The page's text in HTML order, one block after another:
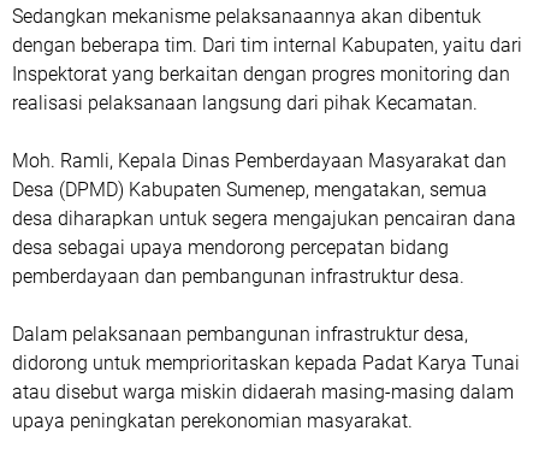
Sedangkan mekanisme pelaksanaannya akan dibentuk
dengan beberapa tim. Dari tim internal Kabupaten, yaitu dari
Inspektorat yang berkaitan dengan progres monitoring dan
realisasi pelaksanaan langsung dari pihak Kecamatan.
Moh. Ramli, Kepala Dinas Pemberdayaan Masyarakat dan
Desa (DPMD) Kabupaten Sumenep, mengatakan, semua
desa diharapkan untuk segera mengajukan pencairan dana
desa sebagai upaya mendorong percepatan bidang
pemberdayaan dan pembangunan infrastruktur desa.
Dalam pelaksanaan pembangunan infrastruktur desa,
didorong untuk memprioritaskan kepada Padat Karya Tunai
atau disebut warga miskin didaerah masing-masing dalam
upaya peningkatan perekonomian masyarakat.